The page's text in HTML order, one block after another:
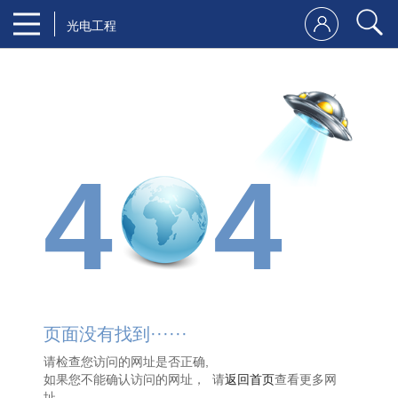
光电工程
4 4
页面没有找到······
请检查您访问的网址是否正确,
如果您不能确认访问的网址， 请返回首页查看更多网